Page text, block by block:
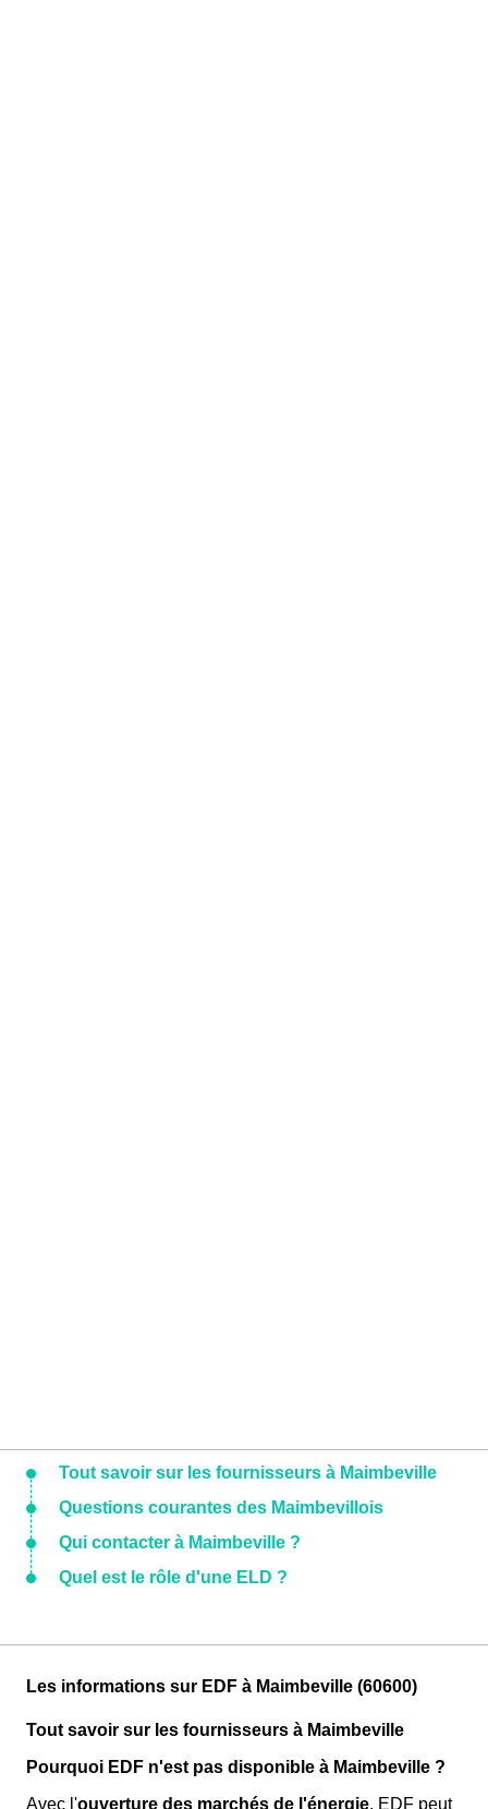
Tout savoir sur les fournisseurs à Maimbeville
Questions courantes des Maimbevillois
Qui contacter à Maimbeville ?
Quel est le rôle d'une ELD ?
Les informations sur EDF à Maimbeville (60600)
Tout savoir sur les fournisseurs à Maimbeville
Pourquoi EDF n'est pas disponible à Maimbeville ?
Avec l'ouverture des marchés de l'énergie, EDF peut